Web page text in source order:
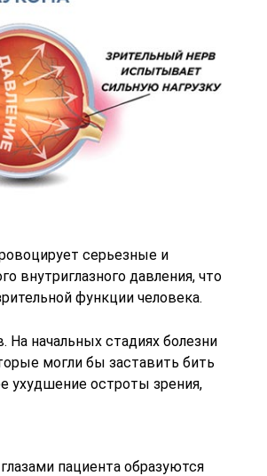
серьезные и
внутриглазного давления, что
функции человека.
На начальных стадиях болезни
могли бы заставить бить
ухудшение остроты зрения,
пациента образуются